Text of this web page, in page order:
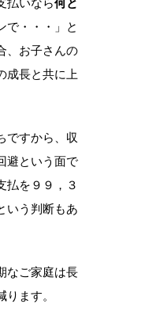
で・・・」と
、お子さんの
成長と共に上
ですから、収
避という面で
払を９９，３
いう判断もあ
なご家庭は長
ます。